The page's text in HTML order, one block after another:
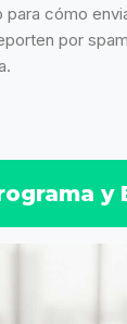
cómo
por
y